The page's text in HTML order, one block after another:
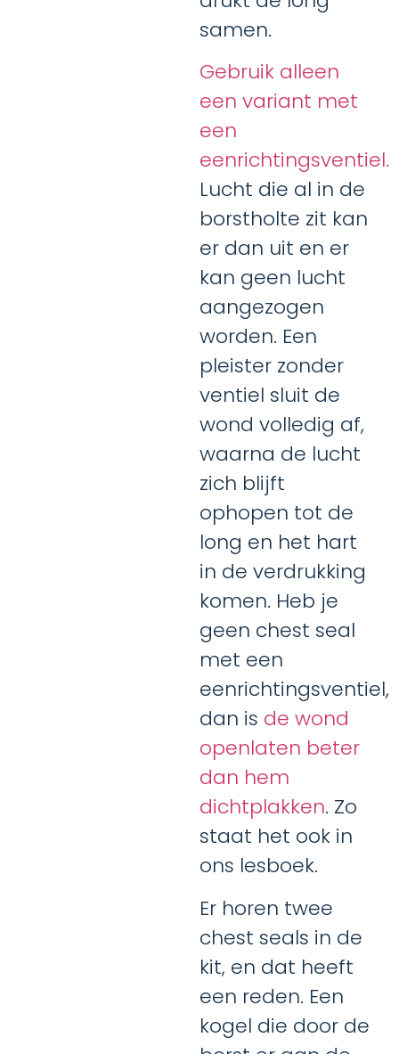
samen.
Gebruik alleen
een variant met
een
eenrichtingsventiel.
Lucht die al in de
borstholte zit kan
er dan uit en er
kan geen lucht
aangezogen
worden. Een
pleister zonder
ventiel sluit de
wond volledig af,
waarna de lucht
zich blijft
ophopen tot de
long en het hart
in de verdrukking
komen. Heb je
geen chest seal
met een
eenrichtingsventiel,
dan is de wond
openlaten beter
dan hem
dichtplakken. Zo
staat het ook in
ons lesboek.
Er horen twee
chest seals in de
kit, en dat heeft
een reden. Een
kogel die door de